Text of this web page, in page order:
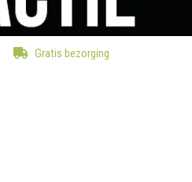
Gratis bezorging